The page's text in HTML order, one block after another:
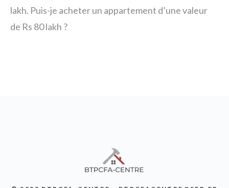
lakh. Puis-je acheter un appartement d’une valeur
de Rs 80 lakh ?